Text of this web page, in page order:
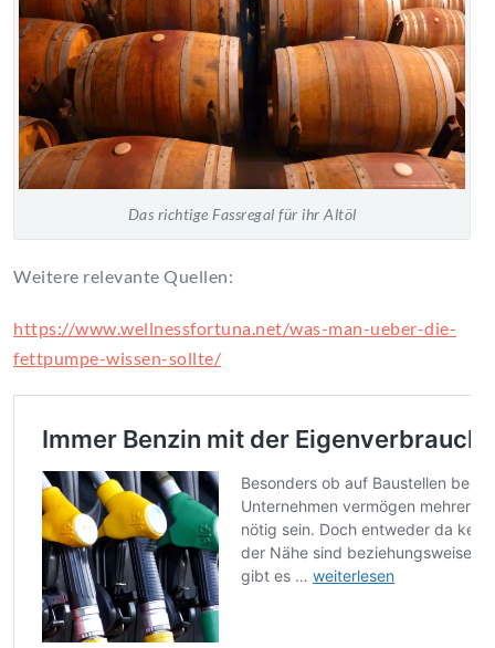
Das richtige Fassregal für ihr Altöl
Weitere relevante Quellen:
https://www.wellnessfortuna.net/was-man-ueber-die-
fettpumpe-wissen-sollte/